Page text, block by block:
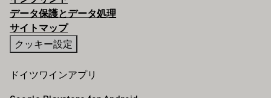
データ保護とデータ処理
サイトマップ
クッキー設定
ドイツワインアプリ